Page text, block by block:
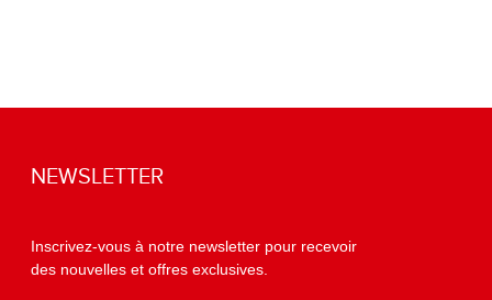
NEWSLETTER
Inscrivez-vous à notre newsletter pour recevoir
des nouvelles et offres exclusives.